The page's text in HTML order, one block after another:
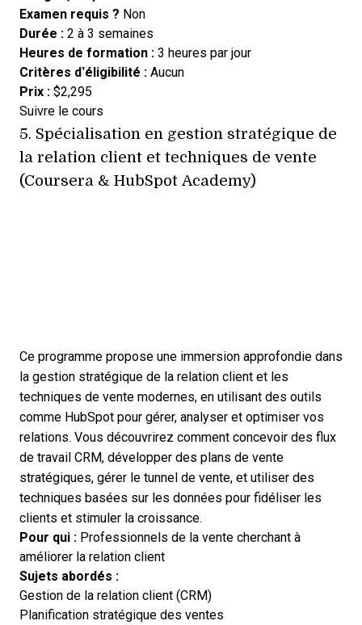
Examen requis ? Non
Durée : 2 à 3 semaines
Heures de formation : 3 heures par jour
Critères d’éligibilité : Aucun
Prix : $2,295
Suivre le cours
5. Spécialisation en gestion stratégique de
la relation client et techniques de vente
(Coursera & HubSpot Academy)
Ce programme propose une immersion approfondie dans
la gestion stratégique de la relation client et les
techniques de vente modernes, en utilisant des outils
comme HubSpot pour gérer, analyser et optimiser vos
relations. Vous découvrirez comment concevoir des flux
de travail CRM, développer des plans de vente
stratégiques, gérer le tunnel de vente, et utiliser des
techniques basées sur les données pour fidéliser les
clients et stimuler la croissance.
Pour qui : Professionnels de la vente cherchant à
améliorer la relation client
Sujets abordés :
Gestion de la relation client (CRM)
Planification stratégique des ventes